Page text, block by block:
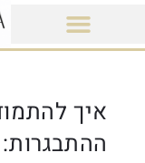
איך
ההתבגרות: